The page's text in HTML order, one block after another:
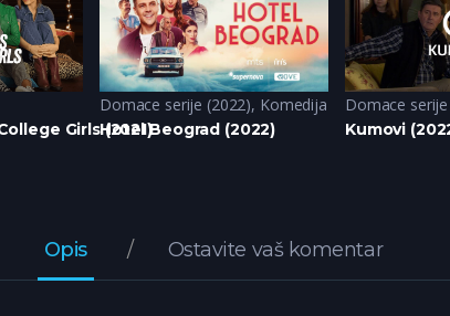
Girls (2021)
Domace serije (2022), Komedija
Hotel Beograd (2022)
Domace
Kumovi
Opis Ostavite vaš komentar